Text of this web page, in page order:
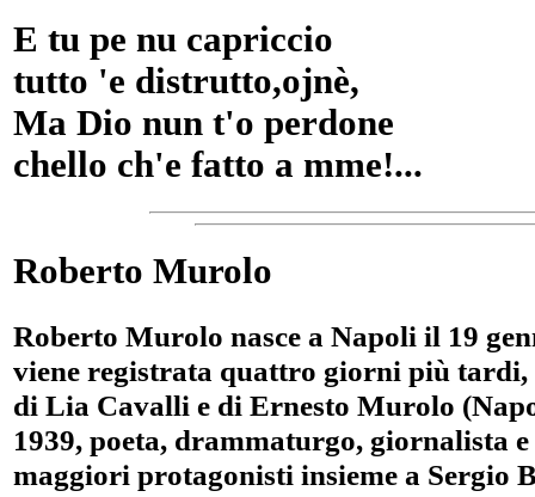
E tu pe nu capriccio
tutto 'e distrutto,ojnè,
Ma Dio nun t'o perdone
chello ch'e fatto a mme!...
Roberto Murolo
Roberto Murolo nasce a Napoli il 19
viene registrata quattro giorni più
di Lia Cavalli e di Ernesto Murolo
1939, poeta, drammaturgo, giornalista
maggiori protagonisti insieme a Sergio